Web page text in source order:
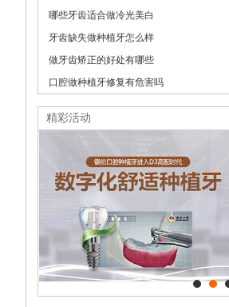
哪些牙齿适合做冷光美白
牙齿缺失做种植牙怎么样
做牙齿矫正的好处有哪些
口腔做种植牙修复有危害吗
精彩活动